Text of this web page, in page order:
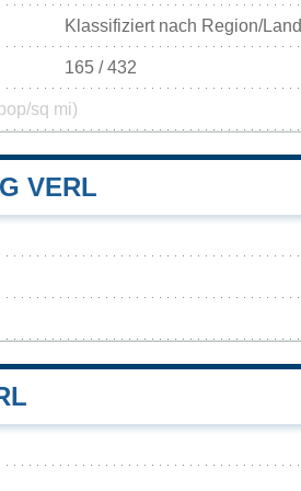
Klassifiziert nach Region/Land
165 / 432
sq mi)
VERL